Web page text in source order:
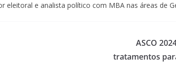
eleitoral e analista político com MBA nas áreas de
ASCO
tratamentos